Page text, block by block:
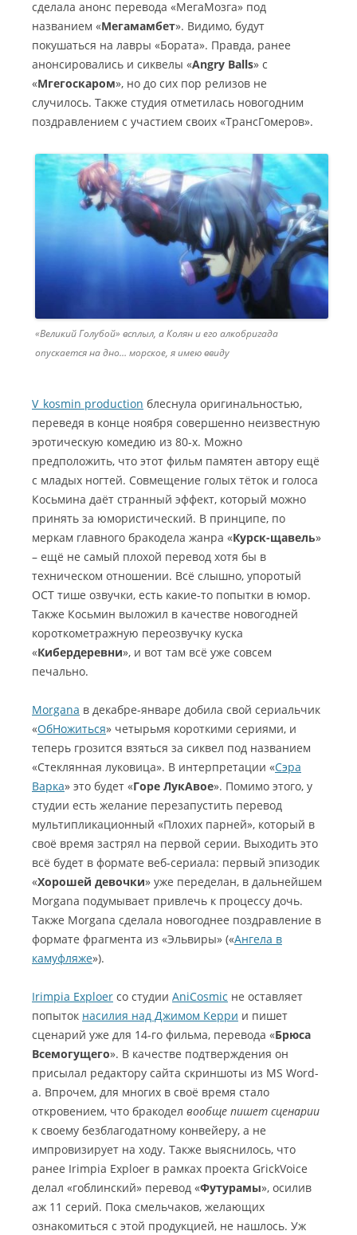
сделала анонс перевода «МегаМозга» под
названием «Мегамамбет». Видимо, будут
покушаться на лавры «Бората». Правда, ранее
анонсировались и сиквелы «Angry Balls» с
«Мгегоскаром», но до сих пор релизов не
случилось. Также студия отметилась новогодним
поздравлением с участием своих «ТрансГомеров».
«Великий Голубой» всплыл, а Колян и его алкобригада
опускается на дно… морское, я имею ввиду
V_kosmin production блеснула оригинальностью,
переведя в конце ноября совершенно неизвестную
эротическую комедию из 80-х. Можно
предположить, что этот фильм памятен автору ещё
с младых ногтей. Совмещение голых тёток и голоса
Косьмина даёт странный эффект, который можно
принять за юмористический. В принципе, по
меркам главного бракодела жанра «Курск-щавель»
– ещё не самый плохой перевод хотя бы в
техническом отношении. Всё слышно, упоротый
ОСТ тише озвучки, есть какие-то попытки в юмор.
Также Косьмин выложил в качестве новогодней
короткометражную переозвучку куска
«Кибердеревни», и вот там всё уже совсем
печально.
Morgana в декабре-январе добила свой сериальчик
«ОбНожиться» четырьмя короткими сериями, и
теперь грозится взяться за сиквел под названием
«Стеклянная луковица». В интерпретации «Сэра
Варка» это будет «Горе ЛукАвое». Помимо этого, у
студии есть желание перезапустить перевод
мультипликационный «Плохих парней», который в
своё время застрял на первой серии. Выходить это
всё будет в формате веб-сериала: первый эпизодик
«Хорошей девочки» уже переделан, в дальнейшем
Morgana подумывает привлечь к процессу дочь.
Также Morgana сделала новогоднее поздравление в
формате фрагмента из «Эльвиры» («Ангела в
камуфляже»).
Irimpia Exploer со студии AniCosmic не оставляет
попыток насилия над Джимом Керри и пишет
сценарий уже для 14-го фильма, перевода «Брюса
Всемогущего». В качестве подтверждения он
присылал редактору сайта скриншоты из MS Word-
а. Впрочем, для многих в своё время стало
откровением, что бракодел вообще пишет сценарии
к своему безблагодатному конвейеру, а не
импровизирует на ходу. Также выяснилось, что
ранее Irimpia Exploer в рамках проекта GrickVoice
делал «гоблинский» перевод «Футурамы», осилив
аж 11 серий. Пока смельчаков, желающих
ознакомиться с этой продукцией, не нашлось. Уж